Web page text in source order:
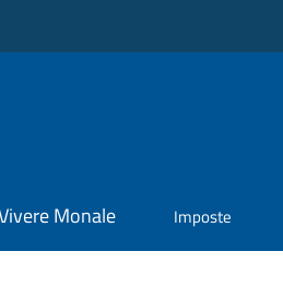
Monale Imposte